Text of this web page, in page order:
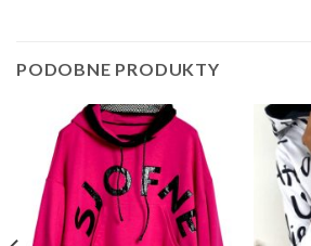
PODOBNE PRODUKTY